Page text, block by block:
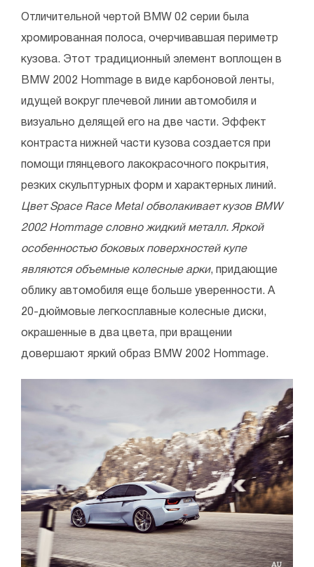
Отличительной чертой BMW 02 серии была
хромированная полоса, очерчивавшая периметр
кузова. Этот традиционный элемент воплощен в
BMW 2002 Hommage в виде карбоновой ленты,
идущей вокруг плечевой линии автомобиля и
визуально делящей его на две части. Эффект
контраста нижней части кузова создается при
помощи глянцевого лакокрасочного покрытия,
резких скульптурных форм и характерных линий.
Цвет Space Race Metal обволакивает кузов BMW
2002 Hommage словно жидкий металл. Яркой
особенностью боковых поверхностей купе
являются объемные колесные арки, придающие
облику автомобиля еще больше уверенности. А
20-дюймовые легкосплавные колесные диски,
окрашенные в два цвета, при вращении
довершают яркий образ BMW 2002 Hommage.